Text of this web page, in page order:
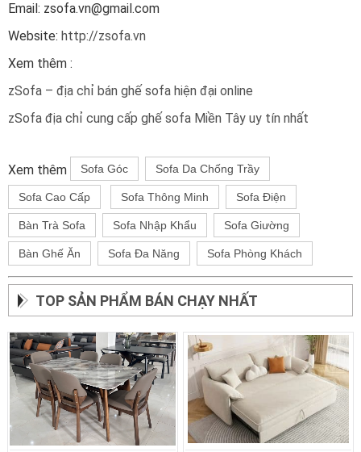
Email: zsofa.vn@gmail.com
Website: http://zsofa.vn
Xem thêm :
zSofa – địa chỉ bán ghế sofa hiện đại online
zSofa địa chỉ cung cấp ghế sofa Miền Tây uy tín nhất
Xem thêm Sofa Góc Sofa Da Chống Trầy
Sofa Cao Cấp Sofa Thông Minh Sofa Điện
Bàn Trà Sofa Sofa Nhập Khẩu Sofa Giường
Bàn Ghế Ăn Sofa Đa Năng Sofa Phòng Khách
TOP SẢN PHẨM BÁN CHẠY NHẤT